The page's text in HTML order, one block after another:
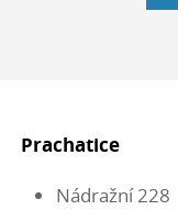
Prachatice
Nádražní 228